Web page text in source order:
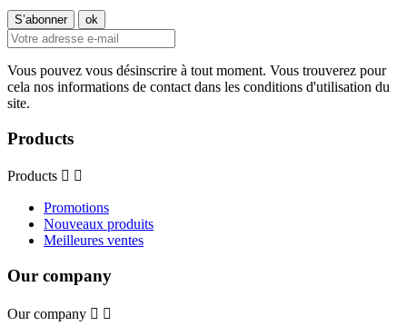
Vous pouvez vous désinscrire à tout moment. Vous trouverez pour
cela nos informations de contact dans les conditions d'utilisation du
site.
Products
Products  
Promotions
Nouveaux produits
Meilleures ventes
Our company
Our company  